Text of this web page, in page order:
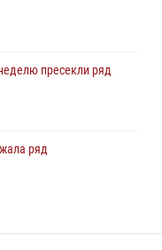
пресекли ряд
ряд